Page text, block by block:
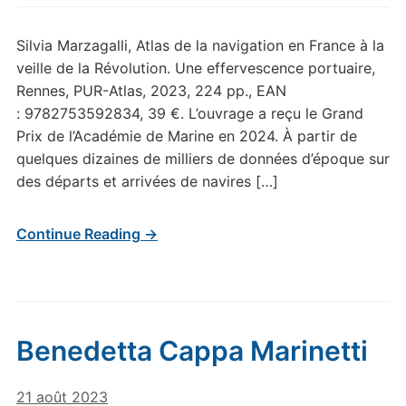
Silvia Marzagalli, Atlas de la navigation en France à la
veille de la Révolution. Une effervescence portuaire,
Rennes, PUR-Atlas, 2023, 224 pp., EAN
: 9782753592834, 39 €. L’ouvrage a reçu le Grand
Prix de l’Académie de Marine en 2024. À partir de
quelques dizaines de milliers de données d’époque sur
des départs et arrivées de navires […]
Continue Reading →
Benedetta Cappa Marinetti
21 août 2023